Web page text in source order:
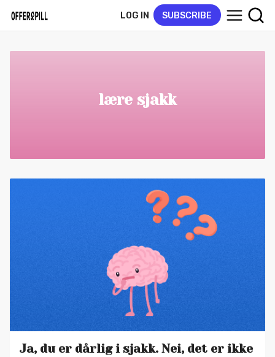
LOG IN SUBSCRIBE
lære sjakk
Ja, du er dårlig i sjakk. Nei, det er ikke